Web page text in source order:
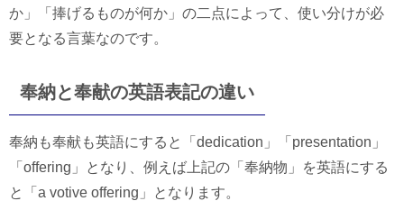
か」「捧げるものが何か」の二点によって、使い分けが必
要となる言葉なのです。
奉納と奉献の英語表記の違い
奉納も奉献も英語にすると「dedication」「presentation」
「offering」となり、例えば上記の「奉納物」を英語にする
と「a votive offering」となります。